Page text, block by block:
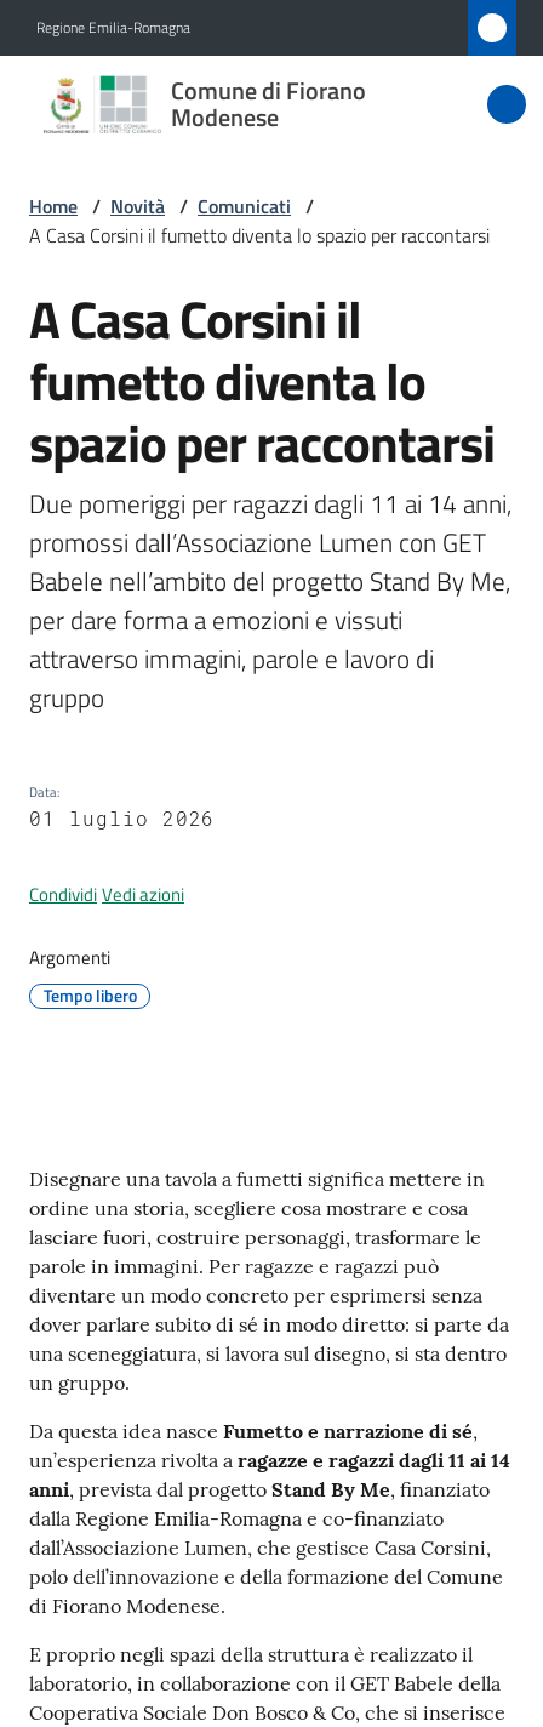
Regione Emilia-Romagna
Comune di Fiorano
Modenese
Comune
di Fiorano
Novità
Menu selezionato
Servizi
Vivere
Fiorano
Modenese
A
l
r
t
e
e
o
a
n
o
T
u
r
i
s
o
Tutti
gli
argomenti...
Seguici
su
Home / Novità / Comunicati /
A Casa Corsini il fumetto diventa lo spazio per raccontarsi
Salta al contenuto
A Casa Corsini il
fumetto diventa lo
spazio per raccontarsi
Due pomeriggi per ragazzi dagli 11 ai 14 anni,
promossi dall’Associazione Lumen con GET
Babele nell’ambito del progetto Stand By Me,
per dare forma a emozioni e vissuti
attraverso immagini, parole e lavoro di
gruppo
Data:
01 luglio 2026
CondividiVedi azioni
Argomenti
Tempo libero
Contenuto
Disegnare una tavola a fumetti significa mettere in
ordine una storia, scegliere cosa mostrare e cosa
lasciare fuori, costruire personaggi, trasformare le
parole in immagini. Per ragazze e ragazzi può
diventare un modo concreto per esprimersi senza
dover parlare subito di sé in modo diretto: si parte da
una sceneggiatura, si lavora sul disegno, si sta dentro
un gruppo.
Da questa idea nasce Fumetto e narrazione di sé,
un’esperienza rivolta a ragazze e ragazzi dagli 11 ai 14
anni, prevista dal progetto Stand By Me, finanziato
dalla Regione Emilia-Romagna e co-finanziato
dall’Associazione Lumen, che gestisce Casa Corsini,
polo dell’innovazione e della formazione del Comune
di Fiorano Modenese.
E proprio negli spazi della struttura è realizzato il
laboratorio, in collaborazione con il GET Babele della
Cooperativa Sociale Don Bosco & Co, che si inserisce